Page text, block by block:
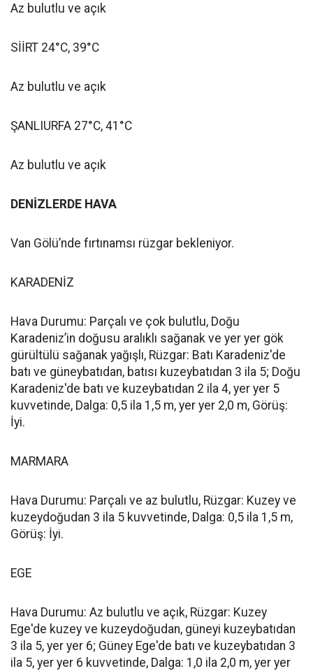
Az bulutlu ve açık
SİİRT 24°C, 39°C
Az bulutlu ve açık
ŞANLIURFA 27°C, 41°C
Az bulutlu ve açık
DENİZLERDE HAVA
Van Gölü’nde fırtınamsı rüzgar bekleniyor.
KARADENİZ
Hava Durumu: Parçalı ve çok bulutlu, Doğu
Karadeniz’in doğusu aralıklı sağanak ve yer yer gök
gürültülü sağanak yağışlı, Rüzgar: Batı Karadeniz'de
batı ve güneybatıdan, batısı kuzeybatıdan 3 ila 5; Doğu
Karadeniz'de batı ve kuzeybatıdan 2 ila 4, yer yer 5
kuvvetinde, Dalga: 0,5 ila 1,5 m, yer yer 2,0 m, Görüş:
İyi.
MARMARA
Hava Durumu: Parçalı ve az bulutlu, Rüzgar: Kuzey ve
kuzeydoğudan 3 ila 5 kuvvetinde, Dalga: 0,5 ila 1,5 m,
Görüş: İyi.
EGE
Hava Durumu: Az bulutlu ve açık, Rüzgar: Kuzey
Ege'de kuzey ve kuzeydoğudan, güneyi kuzeybatıdan
3 ila 5, yer yer 6; Güney Ege'de batı ve kuzeybatıdan 3
ila 5, yer yer 6 kuvvetinde, Dalga: 1,0 ila 2,0 m, yer yer